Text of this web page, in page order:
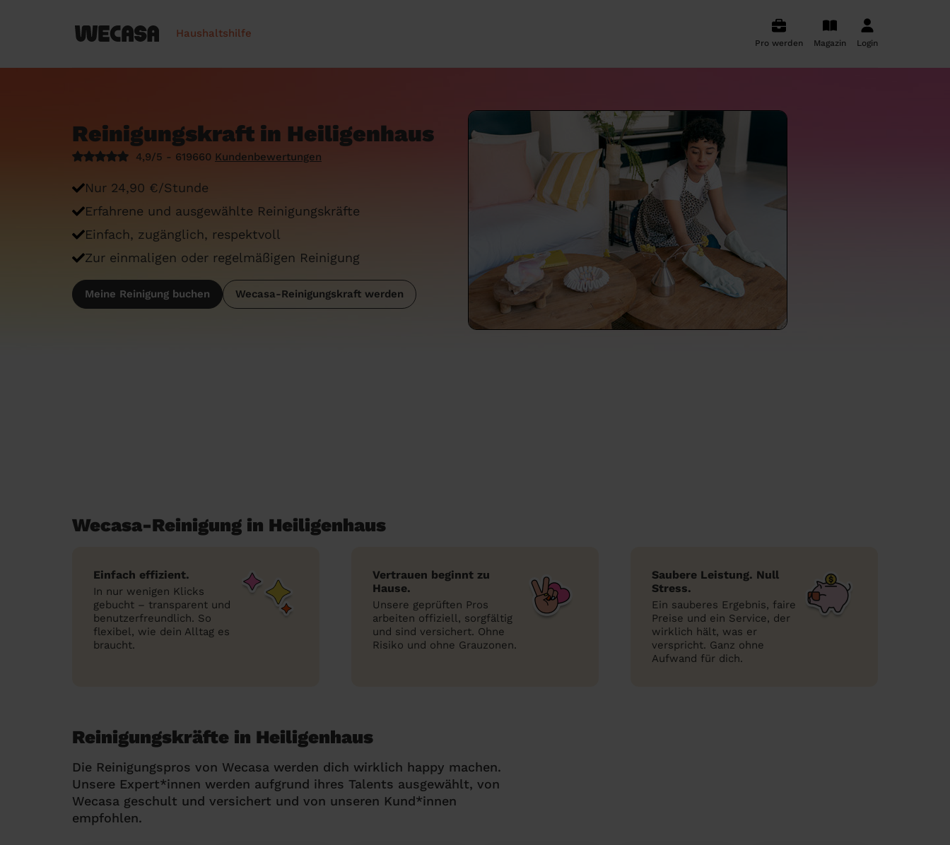
Haushaltshilfe
Pro werden Magazin Login
Reinigungskraft in Heiligenhaus
4,9/5 - 619660 Kundenbewertungen
Nur 24,90 €/Stunde
Erfahrene und ausgewählte Reinigungskräfte
Einfach, zugänglich, respektvoll
Zur einmaligen oder regelmäßigen Reinigung
Meine Reinigung buchen Wecasa-Reinigungskraft werden
Wecasa-Reinigung in Heiligenhaus
Einfach effizient.
In nur wenigen Klicks
gebucht – transparent und
benutzerfreundlich. So
flexibel, wie dein Alltag es
braucht.
Vertrauen beginnt zu
Hause.
Unsere geprüften Pros
arbeiten offiziell, sorgfältig
und sind versichert. Ohne
Risiko und ohne Grauzonen.
Saubere Leistung. Null
Stress.
Ein sauberes Ergebnis, faire
Preise und ein Service, der
wirklich hält, was er
verspricht. Ganz ohne
Aufwand für dich.
Reinigungskräfte in Heiligenhaus
Die Reinigungspros von Wecasa werden dich wirklich happy machen.
Unsere Expert*innen werden aufgrund ihres Talents ausgewählt, von
Wecasa geschult und versichert und von unseren Kund*innen
empfohlen.